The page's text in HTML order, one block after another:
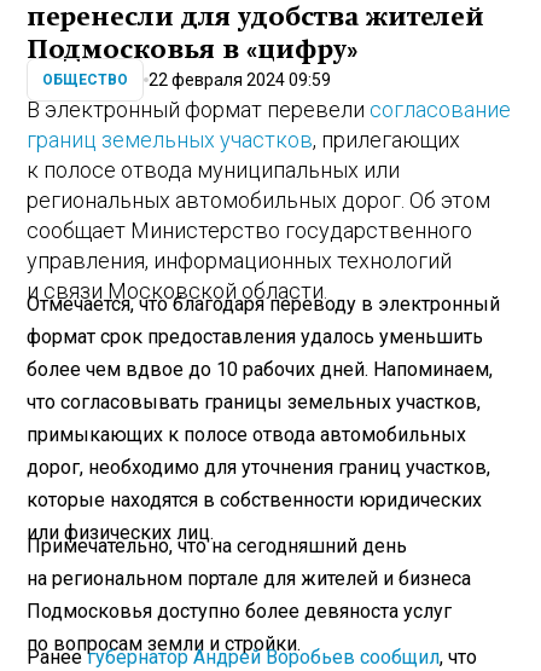
перенесли для удобства жителей
Подмосковья в «цифру»
ОБЩЕСТВО 22 февраля 2024 09:59
В электронный формат перевели согласование
границ земельных участков, прилегающих
к полосе отвода муниципальных или
региональных автомобильных дорог. Об этом
сообщает Министерство государственного
управления, информационных технологий
и связи Московской области.
Отмечается, что благодаря переводу в электронный
формат срок предоставления удалось уменьшить
более чем вдвое до 10 рабочих дней. Напоминаем,
что согласовывать границы земельных участков,
примыкающих к полосе отвода автомобильных
дорог, необходимо для уточнения границ участков,
которые находятся в собственности юридических
или физических лиц.
Примечательно, что на сегодняшний день
на региональном портале для жителей и бизнеса
Подмосковья доступно более девяноста услуг
по вопросам земли и стройки.
Ранеегубернатор Андрей Воробьев сообщил, что